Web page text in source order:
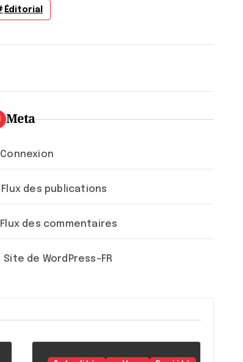
Éditorial
Meta
Connexion
Flux des publications
Flux des commentaires
Site de WordPress-FR